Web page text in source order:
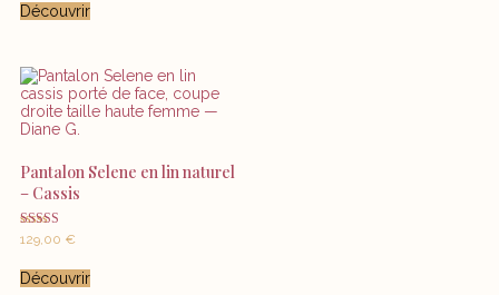
Découvrir
Pantalon Selene en lin naturel
– Cassis
Note
5.00
129,00 €
Découvrir